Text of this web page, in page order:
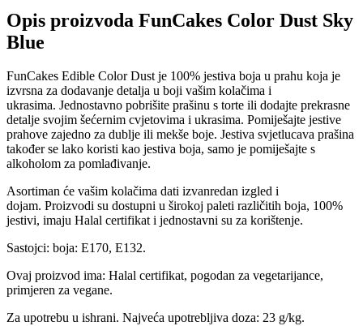
Opis proizvoda FunCakes Color Dust Sky
Blue
FunCakes Edible Color Dust je 100% jestiva boja u prahu koja je
izvrsna za dodavanje detalja u boji vašim kolačima i
ukrasima. Jednostavno pobrišite prašinu s torte ili dodajte prekrasne
detalje svojim šećernim cvjetovima i ukrasima. Pomiješajte jestive
prahove zajedno za dublje ili mekše boje. Jestiva svjetlucava prašina
također se lako koristi kao jestiva boja, samo je pomiješajte s
alkoholom za pomlađivanje.
Asortiman će vašim kolačima dati izvanredan izgled i
dojam. Proizvodi su dostupni u širokoj paleti različitih boja, 100%
jestivi, imaju Halal certifikat i jednostavni su za korištenje.
Sastojci: boja: E170, E132.
Ovaj proizvod ima: Halal certifikat, pogodan za vegetarijance,
primjeren za vegane.
Za upotrebu u ishrani. Najveća upotrebljiva doza: 23 g/kg.